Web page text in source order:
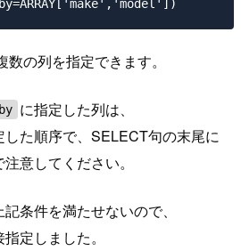
数の列を指定できます。
に指定した列は、
した順序で、SELECT句の末尾に
意してください。
条件を満たせないので、
定しました。